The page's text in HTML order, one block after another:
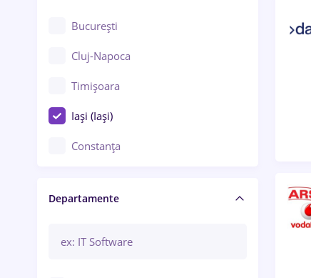
București
Cluj-Napoca
Timișoara
Iași (Iași)
Constanța
Brașov
Bacău
Departamente